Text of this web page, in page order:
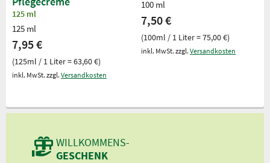
125 ml
125 ml
7,95 €
(125ml / 1 Liter = 63,60 €)
inkl. MwSt. zzgl. Versandkosten
100 ml
7,50 €
(100ml / 1 Liter = 75,00 €)
inkl. MwSt. zzgl. Versandkosten
WILLKOMMENS-
GESCHENK